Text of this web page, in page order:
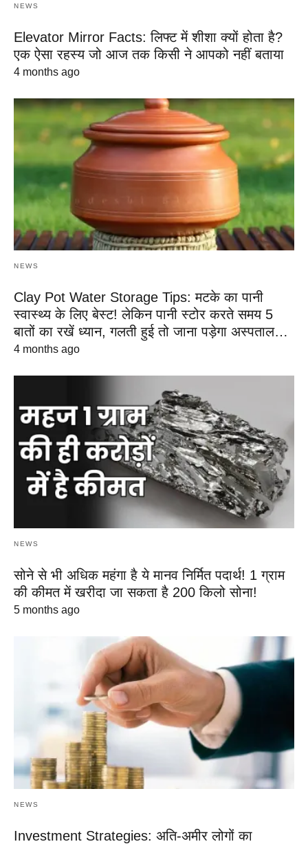
NEWS
Elevator Mirror Facts: लिफ्ट में शीशा क्यों होता है?
एक ऐसा रहस्य जो आज तक किसी ने आपको नहीं बताया
4 months ago
NEWS
Clay Pot Water Storage Tips: मटके का पानी
स्वास्थ्य के लिए बेस्ट! लेकिन पानी स्टोर करते समय 5
बातों का रखें ध्यान, गलती हुई तो जाना पड़ेगा अस्पताल…
4 months ago
NEWS
सोने से भी अधिक महंगा है ये मानव निर्मित पदार्थ! 1 ग्राम
की कीमत में खरीदा जा सकता है 200 किलो सोना!
5 months ago
NEWS
Investment Strategies: अति-अमीर लोगों का